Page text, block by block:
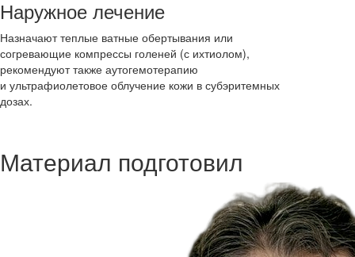
Наружное лечение
Назначают теплые ватные обертывания или
согревающие компрессы голеней (с ихтиолом),
рекомендуют также аутогемотерапию
и ультрафиолетовое облучение кожи в субэритемных
дозах.
Материал подготовил